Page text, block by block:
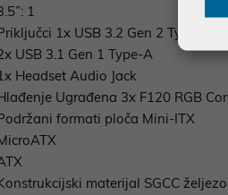
1
1x USB 3.2 Gen 2 Type-C
USB 3.1 Gen 1 Type-A
Headset Audio Jack
Ugrađena 3x F120 RGB
formati ploča Mini-ITX
materijal SGCC